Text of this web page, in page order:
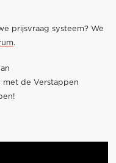
prijsvraag systeem? We
.
met de Verstappen